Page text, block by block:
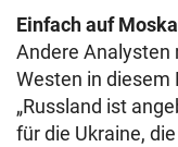
Einfach auf
Andere Analysten
Westen in diesem
„Russland ist
für die Ukraine,